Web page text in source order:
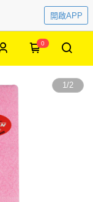
開啟APP
0
1/2